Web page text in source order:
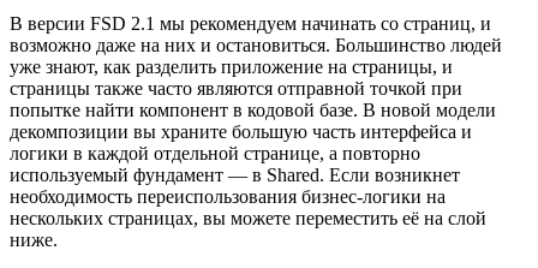
В версии FSD 2.1 мы рекомендуем начинать со страниц, и
возможно даже на них и остановиться. Большинство людей
уже знают, как разделить приложение на страницы, и
страницы также часто являются отправной точкой при
попытке найти компонент в кодовой базе. В новой модели
декомпозиции вы храните большую часть интерфейса и
логики в каждой отдельной странице, а повторно
используемый фундамент — в Shared. Если возникнет
необходимость переиспользования бизнес-логики на
нескольких страницах, вы можете переместить её на слой
ниже.